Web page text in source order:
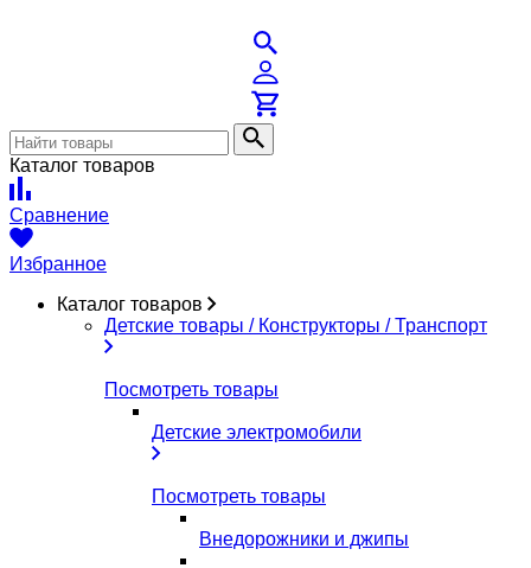
Каталог товаров
Сравнение
Избранное
Каталог товаров
Детские товары / Конструкторы / Транспорт
Посмотреть товары
Детские электромобили
Посмотреть товары
Внедорожники и джипы